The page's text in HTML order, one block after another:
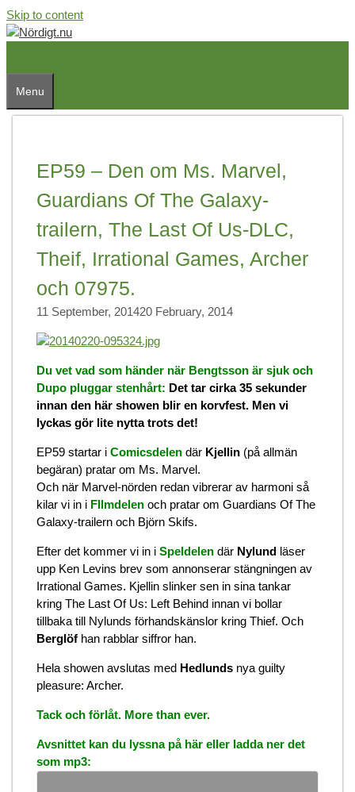
Skip to content
Menu
EP59 – Den om Ms. Marvel,
Guardians Of The Galaxy-
trailern, The Last Of Us-DLC,
Theif, Irrational Games, Archer
och 07975.
11 September, 201420 February, 2014
Du vet vad som händer när Bengtsson är sjuk och
Dupo pluggar stenhårt: Det tar cirka 35 sekunder
innan den här showen blir en korvfest. Men vi
lyckas gör lite nytta trots det!
EP59 startar i Comicsdelen där Kjellin (på allmän
begäran) pratar om Ms. Marvel.
Och när Marvel-nörden redan vibrerar av harmoni så
kilar vi in i FIlmdelen och pratar om Guardians Of The
Galaxy-trailern och Björn Skifs.
Efter det kommer vi in i Speldelen där Nylund läser
upp Ken Levins brev som annonserar stängningen av
Irrational Games. Kjellin slinker sen in sina tankar
kring The Last Of Us: Left Behind innan vi bollar
tillbaka till Nylunds förhandskänslor kring Thief. Och
Berglöf han rabblar siffror han.
Hela showen avslutas med Hedlunds nya guilty
pleasure: Archer.
Tack och förlåt. More than ever.
Avsnittet kan du lyssna på här eller ladda ner det
som mp3: